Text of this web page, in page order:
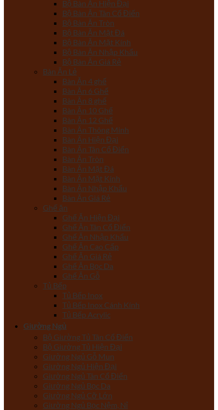
Bộ Bàn Ăn Hiện Đại
Bộ Bàn Ăn Tân Cổ Điển
Bộ Bàn Ăn Tròn
Bộ Bàn Ăn Mặt Đá
Bộ Bàn Ăn Mặt Kính
Bộ Bàn Ăn Nhập Khẩu
Bộ Bàn Ăn Giá Rẻ
Bàn Ăn Lẻ
Bàn Ăn 4 ghế
Bàn Ăn 6 Ghế
Bàn Ăn 8 ghế
Bàn Ăn 10 Ghế
Bàn Ăn 12 Ghế
Bàn Ăn Thông Minh
Bàn Ăn Hiện Đại
Bàn Ăn Tân Cổ Điển
Bàn Ăn Tròn
Bàn Ăn Mặt Đá
Bàn Ăn Mặt Kính
Bàn Ăn Nhập Khẩu
Bàn Ăn Giá Rẻ
Ghế ăn
Ghế Ăn Hiện Đại
Ghế Ăn Tân Cổ Điển
Ghế Ăn Nhập Khẩu
Ghế Ăn Cao Cấp
Ghế Ăn Giá Rẻ
Ghế Ăn Bọc Da
Ghế Ăn Gỗ
Tủ Bếp
Tủ Bếp Inox
Tủ Bếp Inox Cánh Kính
Tủ Bếp Acrylic
Giường Ngủ
Bộ Giường Tủ Tân Cổ Điển
Bộ Giường Tủ Hiện Đại
Giường Ngủ Gỗ Mun
Giường Ngủ Hiện Đại
Giường Ngủ Tân Cổ Điển
Giường Ngủ Bọc Da
Giường Ngủ Cỡ Lớn
Giường Ngủ Bọc Nệm, Nỉ